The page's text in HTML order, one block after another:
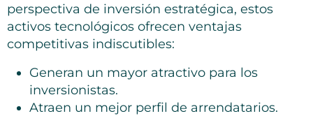
perspectiva de inversión estratégica, estos
activos tecnológicos ofrecen ventajas
competitivas indiscutibles:
Generan un mayor atractivo para los
inversionistas.
Atraen un mejor perfil de arrendatarios.